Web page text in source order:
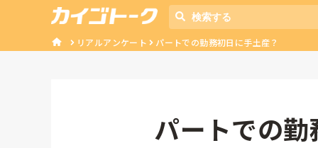
リアルアンケート パートでの勤務初日に手土産？
パートでの勤